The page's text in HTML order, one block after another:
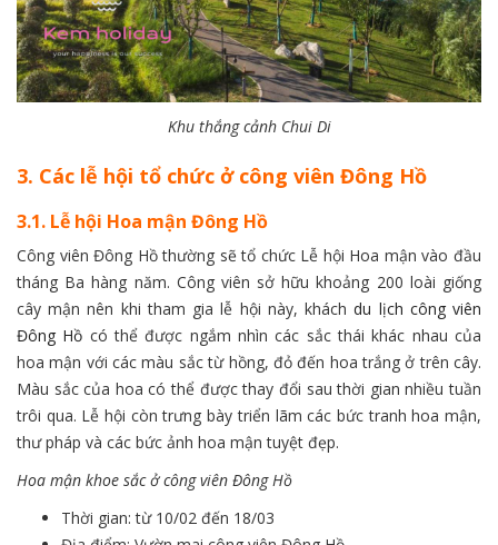
Khu thắng cảnh Chui Di
3. Các lễ hội tổ chức ở công viên Đông Hồ
3.1. Lễ hội Hoa mận Đông Hồ
Công viên Đông Hồ thường sẽ tổ chức Lễ hội Hoa mận vào đầu
tháng Ba hàng năm. Công viên sở hữu khoảng 200 loài giống
cây mận nên khi tham gia lễ hội này, kháchdu lịch công viên
Đông Hồ có thể được ngắm nhìn các sắc thái khác nhau của
hoa mận với các màu sắc từ hồng, đỏ đến hoa trắng ở trên cây.
Màu sắc của hoa có thể được thay đổi sau thời gian nhiều tuần
trôi qua. Lễ hội còn trưng bày triển lãm các bức tranh hoa mận,
thư pháp và các bức ảnh hoa mận tuyệt đẹp.
Hoa mận khoe sắc ở công viên Đông Hồ
Thời gian: từ 10/02 đến 18/03